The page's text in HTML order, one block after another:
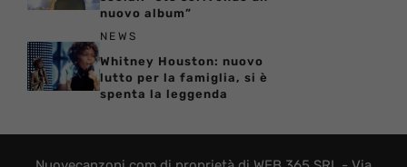
nuovo album”
NEWS
Whitney Houston: nuovo
lutto per la famiglia, si è
spenta la leggenda